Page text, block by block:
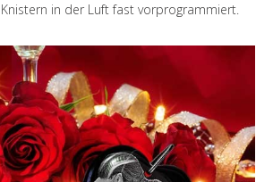
in der Luft fast vorprogrammiert.